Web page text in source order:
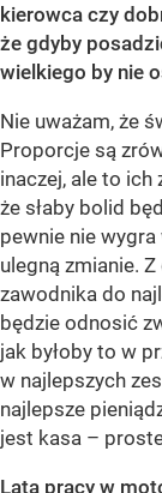
kierowca czy
że gdyby
wielkiego by nie
Nie uważam, że
Proporcje są
inaczej, ale to
że słaby bolid
pewnie nie
ulegną zmianie.
zawodnika do
będzie odnosić
jak byłoby to w
w najlepszych
najlepsze
jest kasa –
Lata pracy w